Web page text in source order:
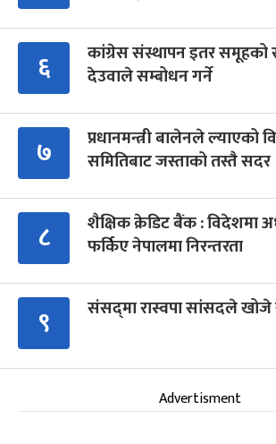
६
कांग्रेस संस्थापन इतर समूहको
देउवाले सम्बोधन गर्ने
७
प्रधानमन्त्री बालेनले
समितिबाट जस्ताको तस्तै सदर
८
शैक्षिक क्रेडिट बैंक : विदेशमा
फर्किए नेपालमा निरन्तरता
९ संसद्‍मा रास्वपा सांसदले खोजे
Advertisment